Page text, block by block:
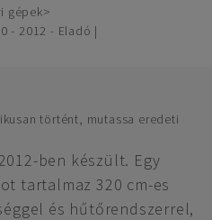
gépek
- 2012 - Eladó |
történt, mutassa eredeti
ben készült. Egy
tartalmaz 320 cm-es
és hűtőrendszerrel,